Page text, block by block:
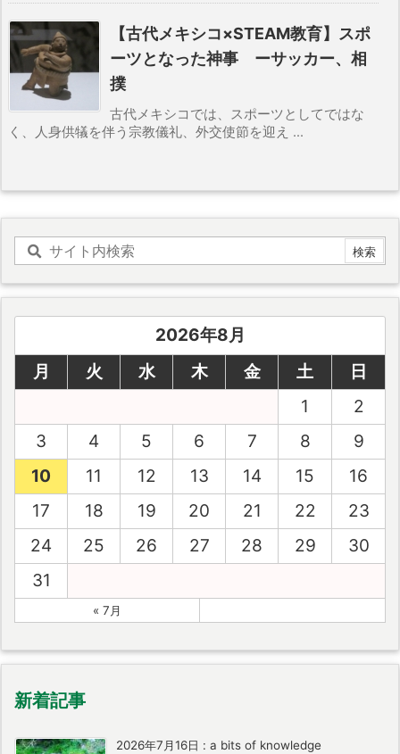
【古代メキシコ×STEAM教育】スポ
ーツとなった神事 ーサッカー、相
撲
古代メキシコでは、スポーツとしてではな
く、人身供犠を伴う宗教儀礼、外交使節を迎え ...
2026年8月
月
火 水 木 金 土
日
1
2
3
4 5 6 7 8
9
10
11 12 13 14 15
16
17
18 19 20 21 22
23
24
25 26 27 28 29
30
31
« 7月
新着記事
2026年7月16日 : a bits of knowledge